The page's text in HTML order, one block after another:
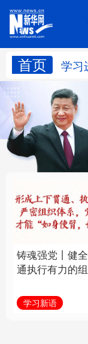
首页 学习
学习进行时
国际
科技
文化
访谈
铸魂强党丨健
通执行有力的
学习新语